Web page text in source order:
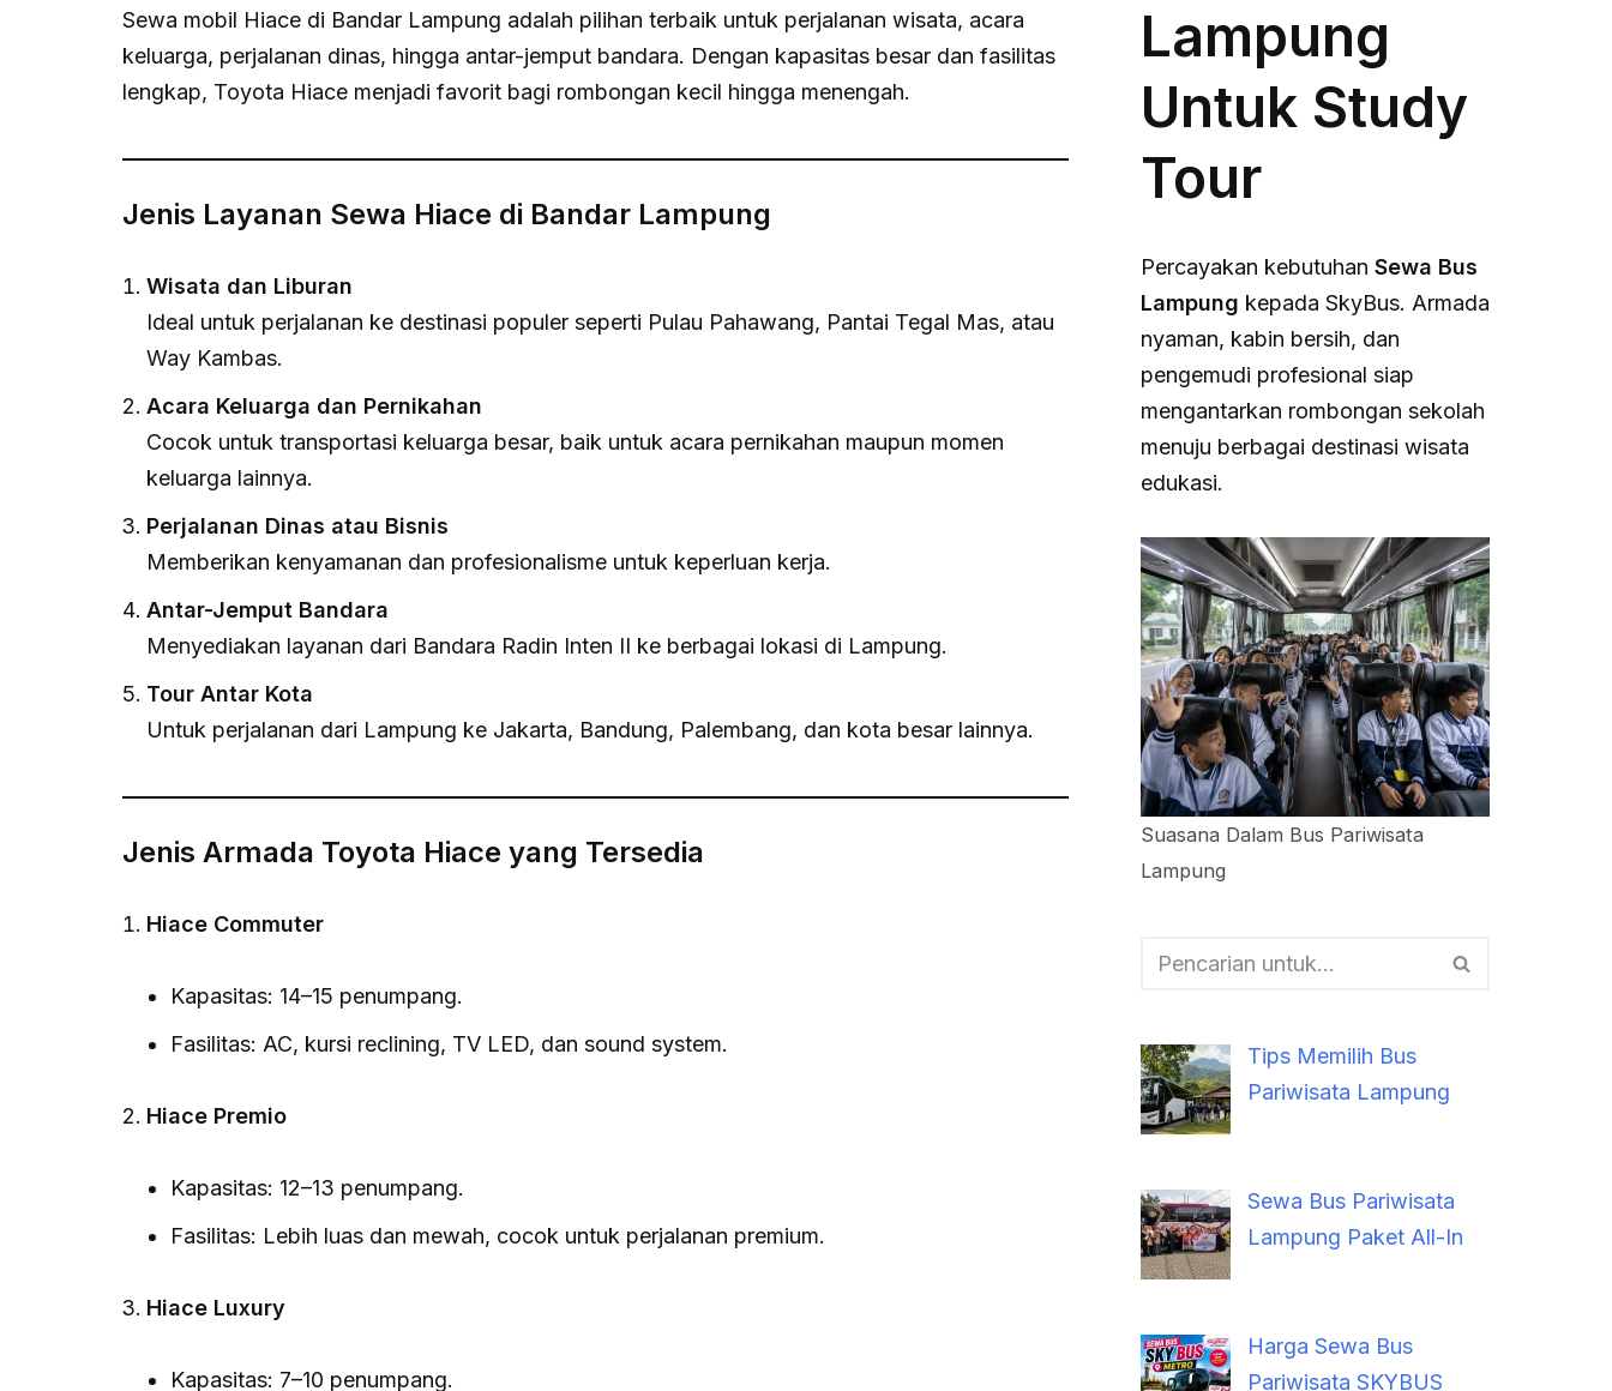
Sewa mobil Hiace di Bandar Lampung adalah pilihan terbaik untuk perjalanan wisata, acara
keluarga, perjalanan dinas, hingga antar-jemput bandara. Dengan kapasitas besar dan fasilitas
lengkap, Toyota Hiace menjadi favorit bagi rombongan kecil hingga menengah.
Jenis Layanan Sewa Hiace di Bandar Lampung
Wisata dan Liburan
Ideal untuk perjalanan ke destinasi populer seperti Pulau Pahawang, Pantai Tegal Mas, atau
Way Kambas.
Acara Keluarga dan Pernikahan
Cocok untuk transportasi keluarga besar, baik untuk acara pernikahan maupun momen
keluarga lainnya.
Perjalanan Dinas atau Bisnis
Memberikan kenyamanan dan profesionalisme untuk keperluan kerja.
Antar-Jemput Bandara
Menyediakan layanan dari Bandara Radin Inten II ke berbagai lokasi di Lampung.
Tour Antar Kota
Untuk perjalanan dari Lampung ke Jakarta, Bandung, Palembang, dan kota besar lainnya.
Jenis Armada Toyota Hiace yang Tersedia
Hiace Commuter
Kapasitas: 14–15 penumpang.
Fasilitas: AC, kursi reclining, TV LED, dan sound system.
Hiace Premio
Kapasitas: 12–13 penumpang.
Fasilitas: Lebih luas dan mewah, cocok untuk perjalanan premium.
Hiace Luxury
Kapasitas: 7–10 penumpang.
Lampung
Untuk Study
Tour
Percayakan kebutuhan Sewa Bus
Lampung kepada SkyBus. Armada
nyaman, kabin bersih, dan
pengemudi profesional siap
mengantarkan rombongan sekolah
menuju berbagai destinasi wisata
edukasi.
Suasana Dalam Bus Pariwisata
Lampung
Tips Memilih Bus
Pariwisata Lampung
Sewa Bus Pariwisata
Lampung Paket All-In
Harga Sewa Bus
Pariwisata SKYBUS